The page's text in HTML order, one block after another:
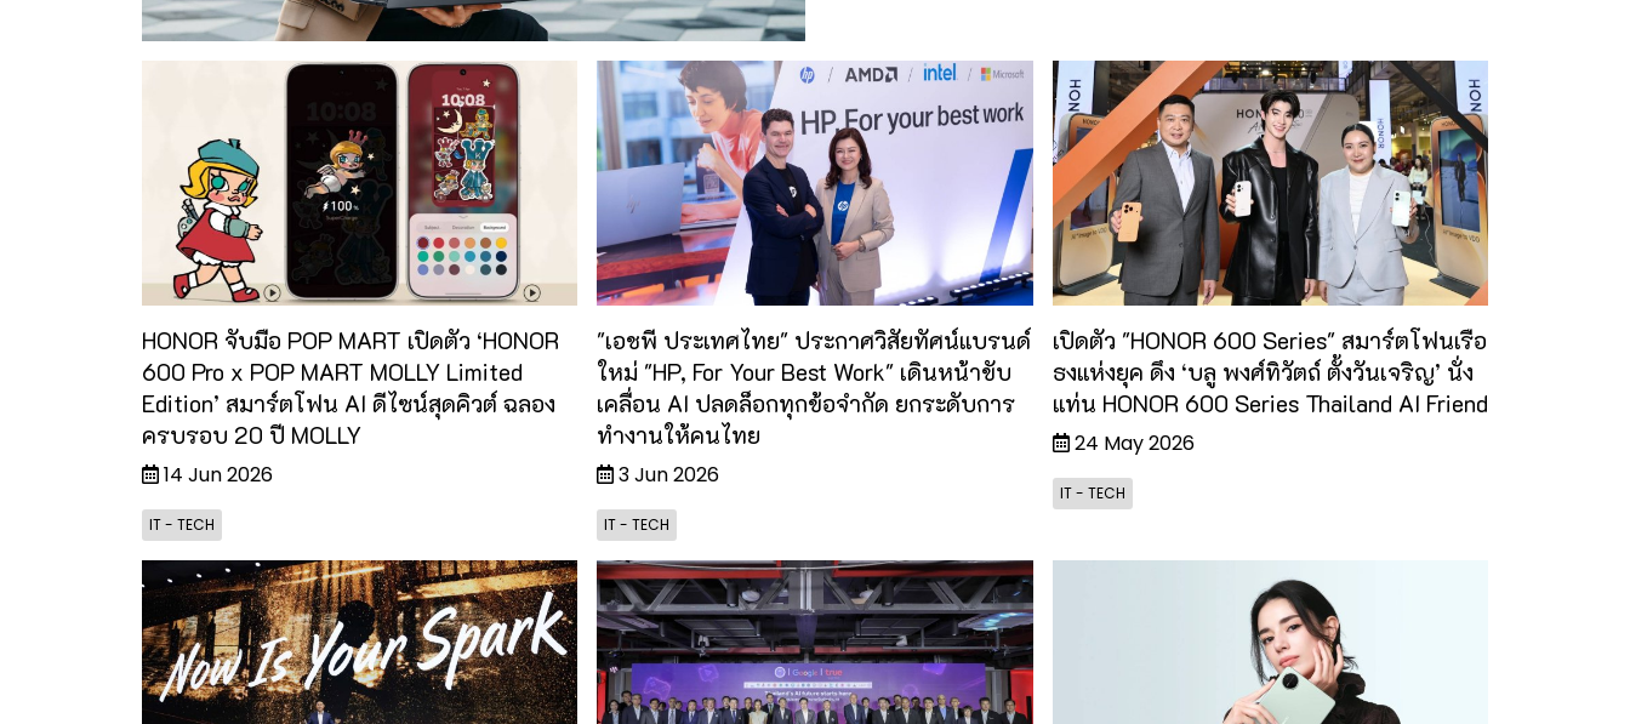
HONOR จับมือ POP MART เปิดตัว ‘HONOR
600 Pro x POP MART MOLLY Limited
Edition’ สมาร์ตโฟน AI ดีไซน์สุดคิวต์ ฉลอง
ครบรอบ 20 ปี MOLLY
14 Jun 2026
IT - TECH
"เอชพี ประเทศไทย" ประกาศวิสัยทัศน์แบรนด์
ใหม่ "HP, For Your Best Work" เดินหน้าขับ
เคลื่อน AI ปลดล็อกทุกข้อจำกัด ยกระดับการ
ทำงานให้คนไทย
3 Jun 2026
IT - TECH
เปิดตัว "HONOR 600 Series" สมาร์ตโฟนเรือ
ธงแห่งยุค ดึง ‘บลู พงศ์ทิวัตถ์ ตั้งวันเจริญ’ นั่ง
แท่น HONOR 600 Series Thailand AI Friend
24 May 2026
IT - TECH